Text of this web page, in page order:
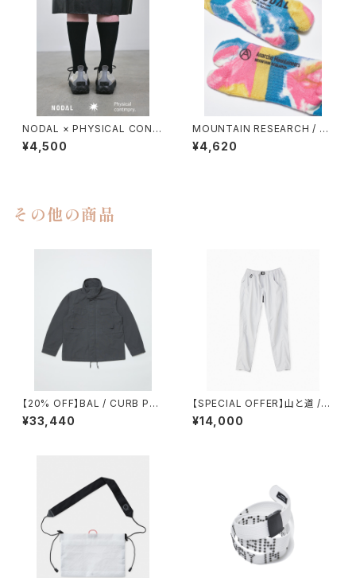
NODAL × PHYSICAL CONT
MPRY.
¥4,500
MOUNTAIN RESEARCH / TI
E DYE TABI
¥4,620
その他の商品
【20% OFF】BAL / CURB PO
CKET FIELD JACKET
¥33,440
【SPECIAL OFFER】山と道 /５
POCKET PANTS（MEN）
¥14,000